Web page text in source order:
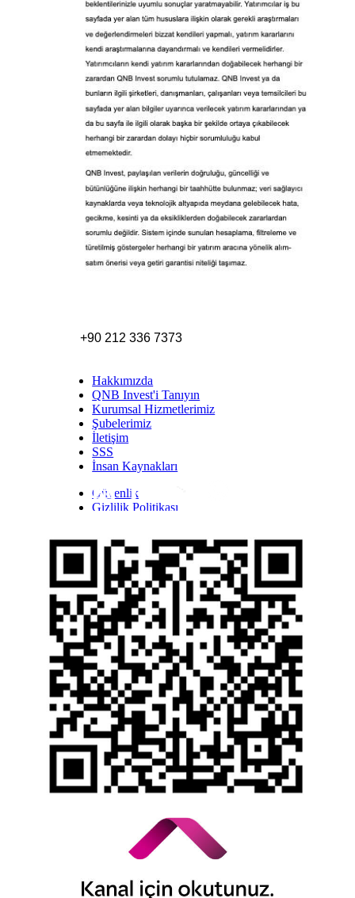
+90 212 336 7373
Hakkımızda
QNB Invest'i Tanıyın
Kurumsal Hizmetlerimiz
Şubelerimiz
İletişim
SSS
İnsan Kaynakları
Güvenlik
Gizlilik Politikası
Yasal Duyurular
Bilgi Toplumu Hizmetleri
Kişisel Verilerin Korunması
YTM - Zamanaşımına Uğrayacak Emanet ve
Alacaklar
Kamuyu Aydınlatma Esaslarına İlişkin Duyuru
TwittLinkYoutWhatsapp